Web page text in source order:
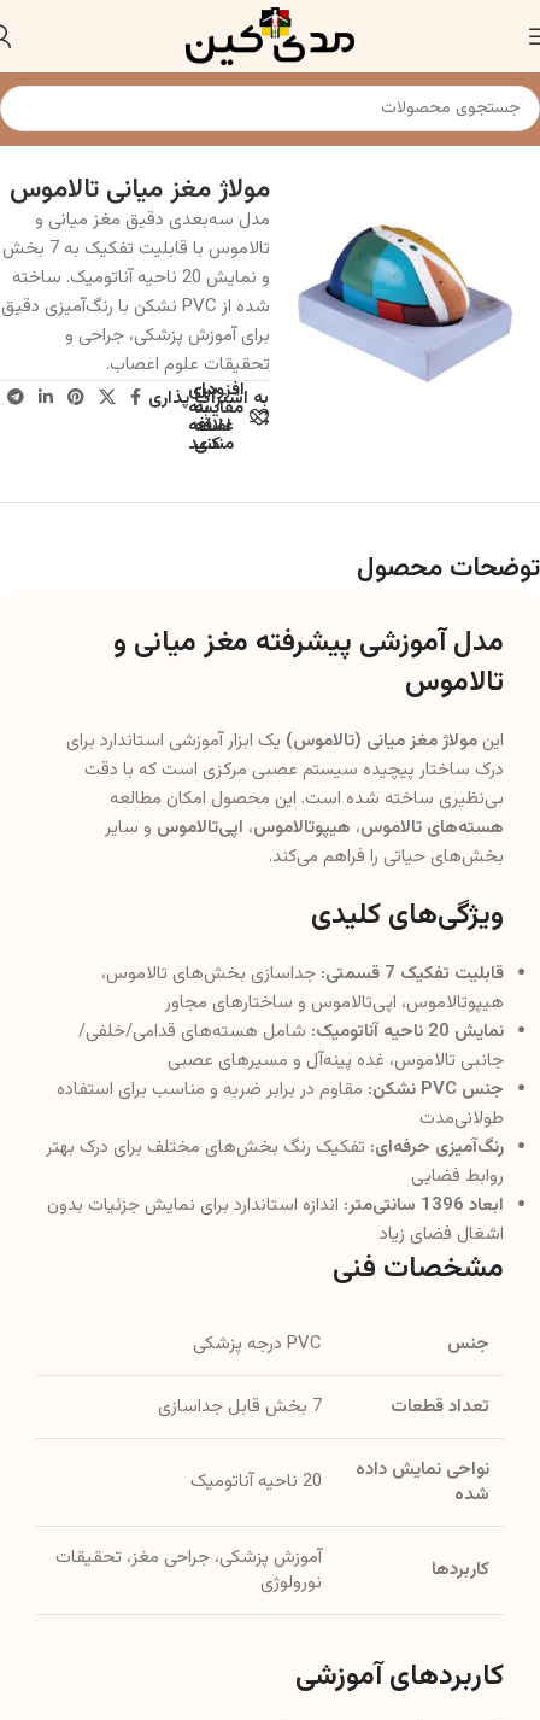
خانه مولاژ و مانکن پزشکی
مولاژ مغز میانی تالاموس
مدل سه‌بعدی دقیق مغز میانی و
تالاموس با قابلیت تفکیک به 7 بخش
و نمایش 20 ناحیه آناتومیک. ساخته
شده از PVC نشکن با رنگ‌آمیزی دقیق
برای آموزش پزشکی، جراحی و
تحقیقات علوم اعصاب.
برای
مقایسه
اضافه
کنید
افزودن
به
علاقه
مندی
به اشتراک پذاری
توضحات محصول
مدل آموزشی پیشرفته مغز میانی و
تالاموس
اینمولاژ مغز میانی (تالاموس) یک ابزار آموزشی استاندارد برای
درک ساختار پیچیده سیستم عصبی مرکزی است که با دقت
بی‌نظیری ساخته شده است. این محصول امکان مطالعه
هسته‌های تالاموس، هیپوتالاموس، اپی‌تالاموس و سایر
بخش‌های حیاتی را فراهم می‌کند.
ویژگی‌های کلیدی
قابلیت تفکیک 7 قسمتی:
جداسازی بخش‌های تالاموس،
هیپوتالاموس، اپی‌تالاموس و ساختارهای مجاور
نمایش 20 ناحیه آناتومیک:
شامل هسته‌های قدامی/خلفی/
جانبی تالاموس، غده پینه‌آل و مسیرهای عصبی
جنس PVC نشکن:
مقاوم در برابر ضربه و مناسب برای استفاده
طولانی‌مدت
رنگ‌آمیزی حرفه‌ای: تفکیک رنگ بخش‌های مختلف برای درک بهتر
روابط فضایی
ابعاد 1396 سانتی‌متر:
اندازه استاندارد برای نمایش جزئیات بدون
اشغال فضای زیاد
مشخصات فنی
جنس PVC درجه پزشکی
تعداد قطعات 7 بخش قابل جداسازی
نواحی نمایش داده
شده
20 ناحیه آناتومیک
کاربردها
آموزش پزشکی، جراحی مغز، تحقیقات
نورولوژی
کاربردهای آموزشی